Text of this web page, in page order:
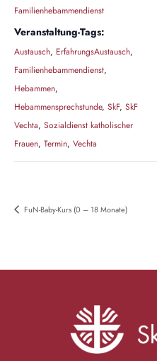
Familienhebammendienst
Veranstaltung-Tags:
Austausch, ErfahrungsAustausch,
Familienhebammendienst,
Hebammen,
Hebammensprechstunde, SkF, SkF
Vechta, Sozialdienst katholischer
Frauen, Termin, Vechta
FuN-Baby-Kurs (0 – 18 Monate)